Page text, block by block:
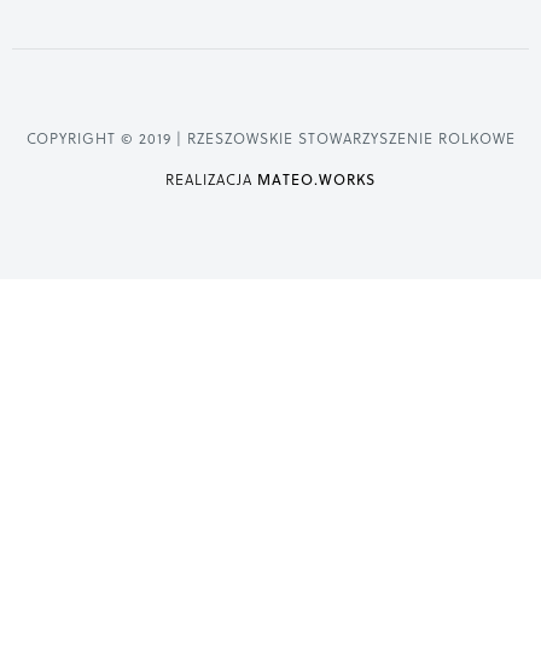
COPYRIGHT © 2019 | RZESZOWSKIE STOWARZYSZENIE ROLKOWE
REALIZACJA MATEO.WORKS